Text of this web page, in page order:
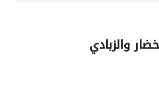
والزبادي